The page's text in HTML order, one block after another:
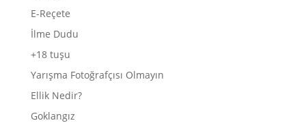
E-Reçete
İlme Dudu
+18 tuşu
Yarışma Fotoğrafçısı Olmayın
Ellik Nedir?
Goklangız